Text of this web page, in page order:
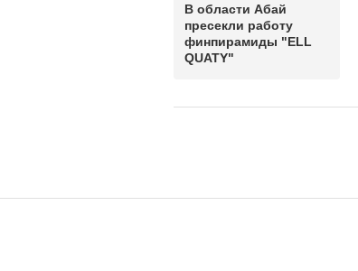
В области Абай
пресекли работу
финпирамиды "ELL
QUATY"